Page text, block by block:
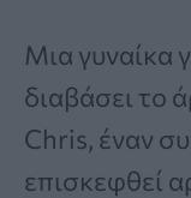
Μια γυναίκα
διαβάσει το
Chris, έναν
επισκεφθεί